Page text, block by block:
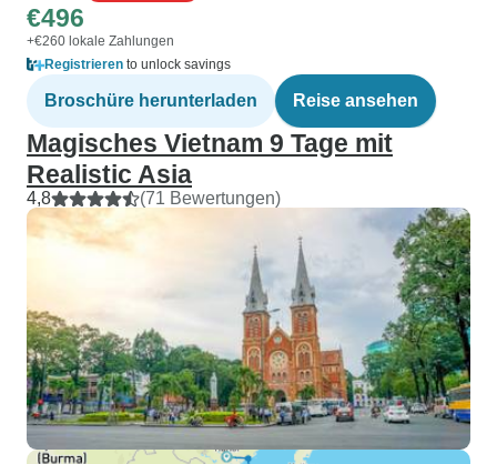
€496
+€260 lokale Zahlungen
Registrieren to unlock savings
Broschüre herunterladen Reise ansehen
Magisches Vietnam 9 Tage mit
Realistic Asia
4,8 (71 Bewertungen)